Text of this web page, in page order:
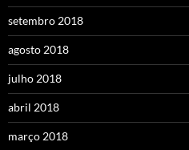
setembro 2018
agosto 2018
julho 2018
abril 2018
março 2018